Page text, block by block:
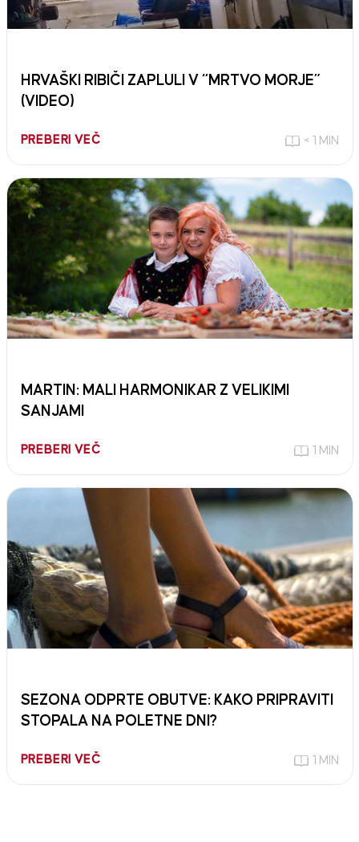
HRVAŠKI RIBIČI ZAPLULI V “MRTVO MORJE”
(VIDEO)
PREBERI VEČ < 1 MIN
MARTIN: MALI HARMONIKAR Z VELIKIMI
SANJAMI
PREBERI VEČ 1 MIN
SEZONA ODPRTE OBUTVE: KAKO PRIPRAVITI
STOPALA NA POLETNE DNI?
PREBERI VEČ 1 MIN